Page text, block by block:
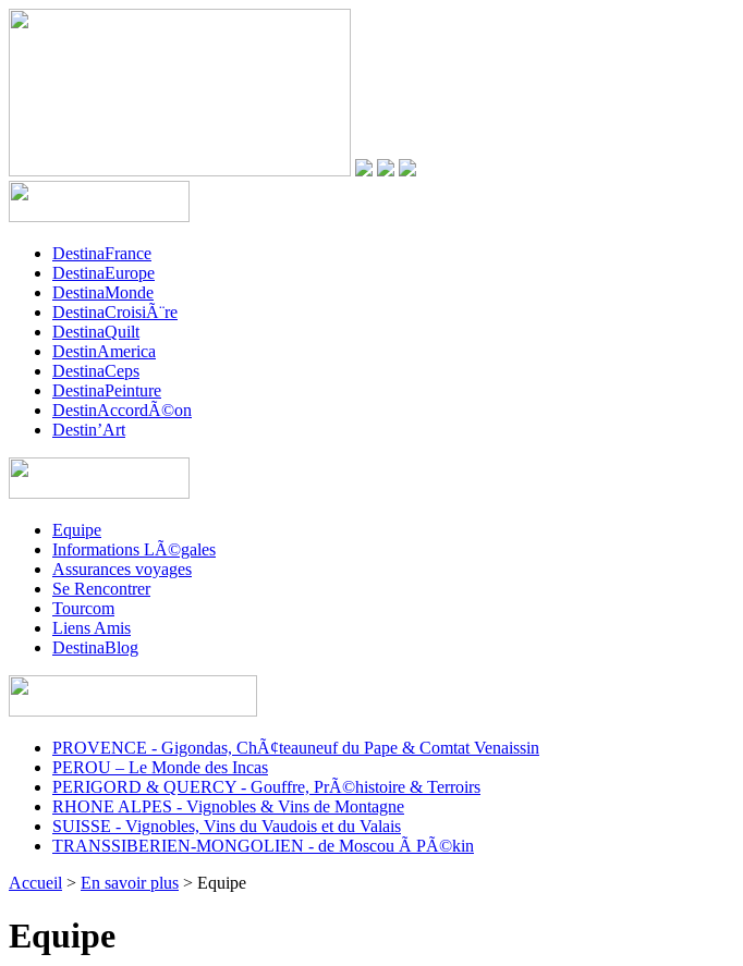
DestinaFrance
DestinaEurope
DestinaMonde
DestinaCroisiÃ¨re
DestinaQuilt
DestinAmerica
DestinaCeps
DestinaPeinture
DestinAccordÃ©on
Destin’Art
Equipe
Informations LÃ©gales
Assurances voyages
Se Rencontrer
Tourcom
Liens Amis
DestinaBlog
PROVENCE - Gigondas, ChÃ¢teauneuf du Pape & Comtat Venaissin
PEROU – Le Monde des Incas
PERIGORD & QUERCY - Gouffre, PrÃ©histoire & Terroirs
RHONE ALPES - Vignobles & Vins de Montagne
SUISSE - Vignobles, Vins du Vaudois et du Valais
TRANSSIBERIEN-MONGOLIEN - de Moscou Ã PÃ©kin
Accueil > En savoir plus > Equipe
Equipe